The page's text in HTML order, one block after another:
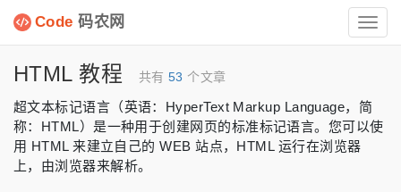
Code 码农网
HTML 教程 共有 53 个文章
超文本标记语言（英语：HyperText Markup Language，简
称：HTML）是一种用于创建网页的标准标记语言。您可以使
用 HTML 来建立自己的 WEB 站点，HTML 运行在浏览器
上，由浏览器来解析。